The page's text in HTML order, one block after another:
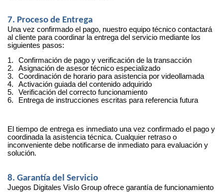
7. Proceso de Entrega
Una vez confirmado el pago, nuestro equipo técnico contactará
al cliente para coordinar la entrega del servicio mediante los
siguientes pasos:
1.
Confirmación de pago y verificación de la transacción
2.
Asignación de asesor técnico especializado
3.
Coordinación de horario para asistencia por videollamada
4.
Activación guiada del contenido adquirido
5.
Verificación del correcto funcionamiento
6.
Entrega de instrucciones escritas para referencia futura
El tiempo de entrega es inmediato una vez confirmado el pago y
coordinada la asistencia técnica. Cualquier retraso o
inconveniente debe notificarse de inmediato para evaluación y
solución.
8. Garantía del Servicio
Juegos Digitales Vislo Group ofrece garantía de funcionamiento